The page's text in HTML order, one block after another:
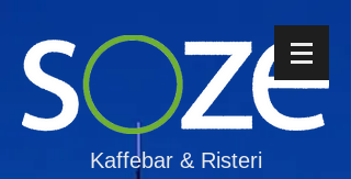
Kaffebar & Risteri